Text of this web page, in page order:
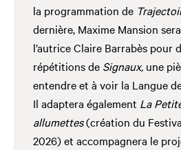
la programmation de
dernière, Maxime Mansion
l’autrice Claire Barrabès pour
répétitions de Signaux, une
entendre et à voir la Langue
Il adaptera également La
allumettes(création du
2026) et accompagnera le